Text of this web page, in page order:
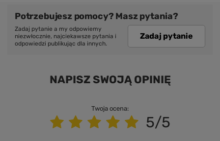
Potrzebujesz pomocy? Masz pytania?
Zadaj pytanie a my odpowiemy
niezwłocznie, najciekawsze pytania i
odpowiedzi publikując dla innych.
Zadaj pytanie
NAPISZ SWOJĄ OPINIĘ
Twoja ocena:
5/5